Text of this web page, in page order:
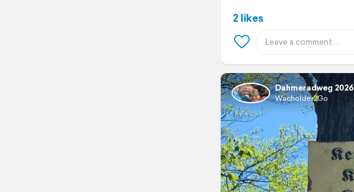
2 likes
Dahmeradweg 2026
Wacholder2Go